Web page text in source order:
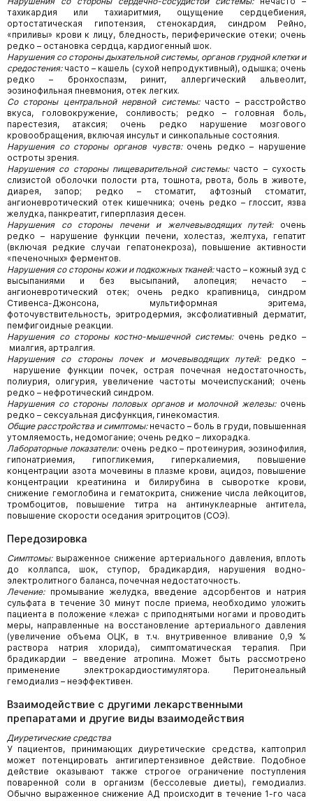
тахикардия или тахиаритмия, ощущение сердцебиения,
ортостатическая гипотензия, стенокардия, синдром Рейно,
«приливы» крови к лицу, бледность, периферические отеки; очень
редко – остановка сердца, кардиогенный шок.
Нарушения со стороны дыхательной системы, органов грудной клетки и
средостения: часто – кашель (сухой непродук­тивный), одышка; очень
редко – бронхоспазм, ринит, аллергический альвеолит,
эозинофильная пневмония, отек легких.
Со стороны центральной нервной системы:часто – расстройство
вкуса, головокружение, сонливость; редко – головная боль,
парестезия, атаксия; очень редко нарушение мозгового
кровообращения, включая инсульт и синкопальные состояния.
Нарушения со стороны органов чувств:очень редко – нарушение
остроты зрения.
Нарушения со стороны пищеварительной системы: часто – сухость
слизистой оболочки полости рта, тошнота, рвота, боль в животе,
диарея, запор; редко – стоматит, афтозный стоматит,
ангионевротический отек кишечника; очень редко – глоссит, язва
желудка, панкреатит, гиперплазия десен.
Нарушения со стороны печени и желчевыводящих путей:очень
редко – нарушение функции печени, холестаз, желтуха, гепатит
(включая редкие случаи гепатонекроза), повышение активности
«печеночных» ферментов.
Нарушения со стороны кожи и подкожных тканей:часто – кожный зуд с
высыпаниями и без высыпаний, алопеция; нечасто –
ангионевротический отек; очень редко крапивница, синдром
Стивенса-Джонсона, мультиформная эритема,
фоточувствительность, эритродермия, эксфолиативный дерматит,
пемфигоидные реакции.
Нарушения со стороны костно-мышечной системы:очень редко –
миалгия, артралгия.
Нарушения со стороны почек и мочевыводящих путей:редко –
нарушение функции почек, острая почечная недостаточ­ность,
полиурия, олигурия, увеличение частоты мочеиспусканий; очень
редко – нефротический синдром.
Нарушения со стороны половых органов и молочной железы:очень
редко – сексуальная дисфункция, гинекомастия.
Общие расстройства и симптомы:нечасто – боль в груди, повышенная
утомляемость, недомогание; очень редко – лихорадка.
Лабораторные показатели: очень редко – протеинурия, эозинофилия,
гипонатриемия, гипогликемия, гиперкалиемия, повышение
концентрации азота мочевины в плазме крови, ацидоз, повышение
концентрации креатинина и билирубина в сыворотке крови,
снижение гемоглобина и гематокрита, снижение числа лейкоцитов,
тромбоцитов, повышение титра на антинуклеарные антитела,
повышение скорости оседания эритроцитов (СОЭ).
Передозировка
Симптомы:выраженное снижение артериального давления, вплоть
до коллапса, шок, ступор, брадикардия, нарушения водно-
электролитного баланса, почечная недостаточность.
Лечение:промывание желудка, введение адсорбентов и натрия
сульфата в течение 30 минут после приема, необходимо уложить
пациента в положение «лежа» с приподнятыми ногами и проводить
меры, направленные на восстановление артериального давления
(увеличение объема ОЦК, в т.ч. внутривенное вливание 0,9 %
раствора натрия хлорида), симптоматическая терапия. При
брадикардии – введение атропина. Может быть рассмотрено
применение электрокардио­стимулятора. Перитонеальный
гемодиализ – неэффективен.
Взаимодействие с другими лекарственными
препаратами и другие виды взаимодействия
Диуретические средства
У пациентов, принимающих диуретические средства, каптоприл
может потенцировать антигипертензивное действие. Подобное
действие оказывают также строгое ограничение поступления
поваренной соли в организм (бессолевые диеты), гемодиализ.
Обычно выраженное снижение АД происходит в течение 1-го часа